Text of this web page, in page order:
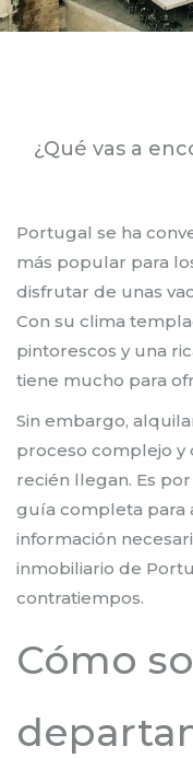
¿Qué vas a
Portugal se ha
más popular para
disfrutar de unas
Con su clima
pintorescos y una
tiene mucho para
Sin embargo,
proceso complejo y
recién llegan. Es
guía completa para
información
inmobiliario de
contratiempos.
Cómo